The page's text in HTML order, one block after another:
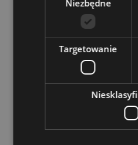
Niezbędne
Targetowanie